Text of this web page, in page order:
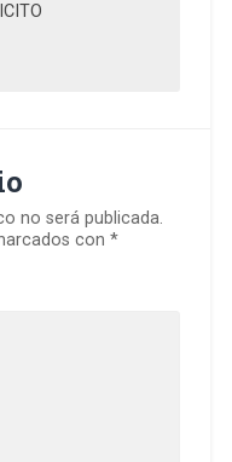
no será publicada.
con *